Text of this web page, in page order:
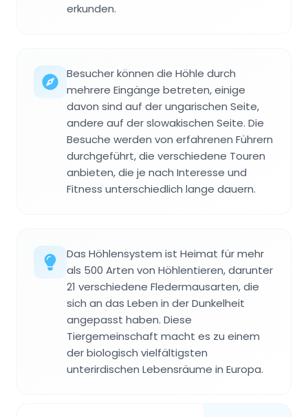
erkunden.
Besucher können die Höhle durch
mehrere Eingänge betreten, einige
davon sind auf der ungarischen Seite,
andere auf der slowakischen Seite. Die
Besuche werden von erfahrenen Führern
durchgeführt, die verschiedene Touren
anbieten, die je nach Interesse und
Fitness unterschiedlich lange dauern.
Das Höhlensystem ist Heimat für mehr
als 500 Arten von Höhlentieren, darunter
21 verschiedene Fledermausarten, die
sich an das Leben in der Dunkelheit
angepasst haben. Diese
Tiergemeinschaft macht es zu einem
der biologisch vielfältigsten
unterirdischen Lebensräume in Europa.